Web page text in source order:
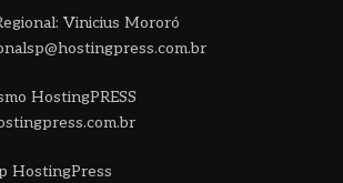
Vinicius Mororó
HostingPRESS
HostingPress